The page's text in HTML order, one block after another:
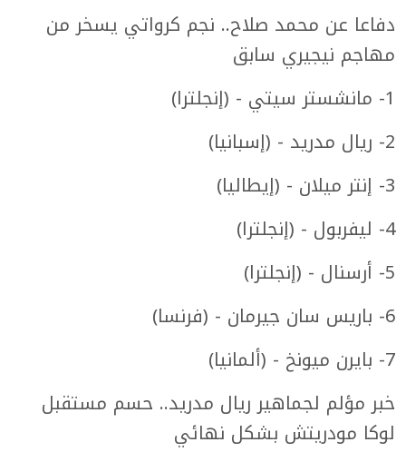
دفاعا عن محمد صلاح.. نجم كرواتي يسخر من
مهاجم نيجيري سابق
1- مانشستر سيتي - (إنجلترا)
2- ريال مدريد - (إسبانيا)
3- إنتر ميلان - (إيطاليا)
4- ليفربول - (إنجلترا)
5- أرسنال - (إنجلترا)
6- باريس سان جيرمان - (فرنسا)
7- بايرن ميونخ - (ألمانيا)
خبر مؤلم لجماهير ريال مدريد.. حسم مستقبل
لوكا مودريتش بشكل نهائي